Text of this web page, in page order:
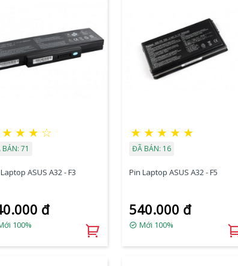
★ ★ ★ ☆
71
ASUS A32 - F3
đ
100%
★ ★ ★ ★ ★
ĐÃ BÁN: 16
Pin Laptop ASUS A32 - F5
540.000 đ
Mới 100%